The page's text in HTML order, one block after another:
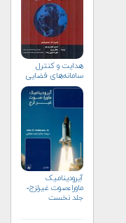
هدایت و کنترل
سامانه‌های فضایی
آیرودینامیک
ماوراءصوت غیرلزج-
جلد نخست